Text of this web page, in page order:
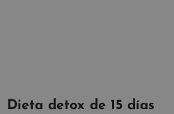
Dieta detox de 15 días